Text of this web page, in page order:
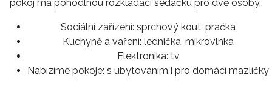
pokoj má pohodlnou rozkládací sedačku pro dvě osoby..
Sociální zařízení: sprchový kout, pračka
Kuchyně a vaření: lednička, mikrovlnka
Elektronika: tv
Nabízíme pokoje: s ubytováním i pro domácí mazlíčky